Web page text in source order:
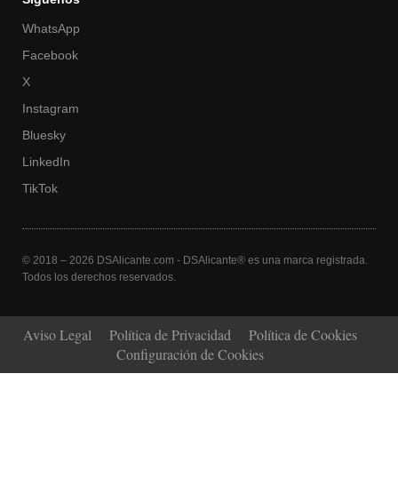
WhatsApp
Facebook
X
Instagram
Bluesky
LinkedIn
TikTok
© 2018 – 2026 DSAlicante.com - DSAlicante® es una marca registrada.
Todos los derechos reservados.
Aviso Legal Política de Privacidad
Política de Cookies
Configuración de Cookies